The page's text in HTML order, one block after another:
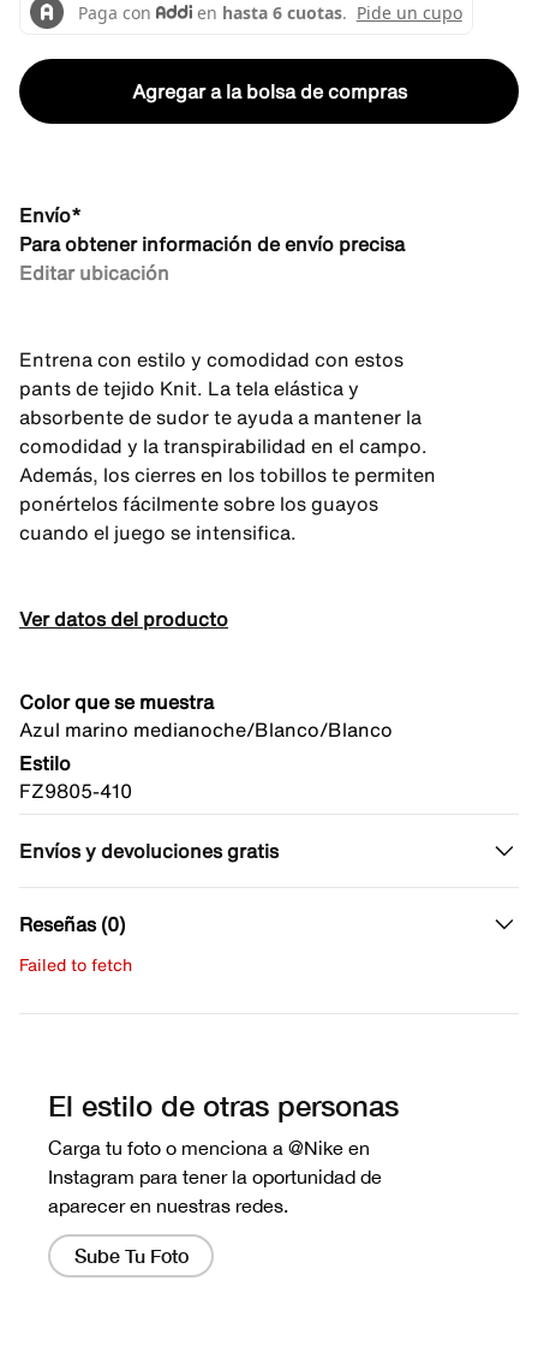
Agregar a la bolsa de compras
Envío*
Para obtener información de envío precisa
Editar ubicación
Entrena con estilo y comodidad con estos
pants de tejido Knit. La tela elástica y
absorbente de sudor te ayuda a mantener la
comodidad y la transpirabilidad en el campo.
Además, los cierres en los tobillos te permiten
ponértelos fácilmente sobre los guayos
cuando el juego se intensifica.
Ver datos del producto
Color que se muestra
Azul marino medianoche/Blanco/Blanco
Estilo
FZ9805-410
Envíos y devoluciones gratis
Reseñas (0)
Failed to fetch